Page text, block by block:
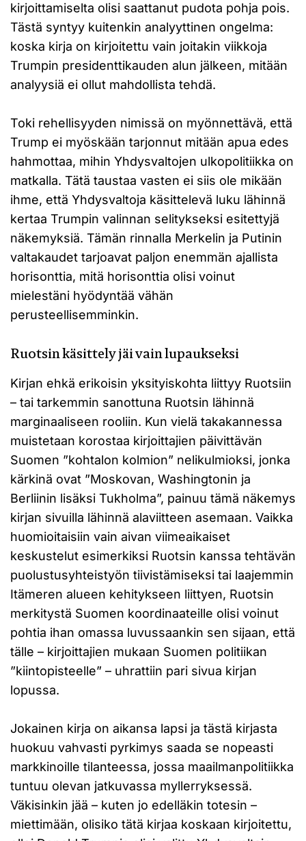
kirjoittamiselta olisi saattanut pudota pohja pois.
Tästä syntyy kuitenkin analyyttinen ongelma:
koska kirja on kirjoitettu vain joitakin viikkoja
Trumpin presidenttikauden alun jälkeen, mitään
analyysiä ei ollut mahdollista tehdä.
Toki rehellisyyden nimissä on myönnettävä, että
Trump ei myöskään tarjonnut mitään apua edes
hahmottaa, mihin Yhdysvaltojen ulkopolitiikka on
matkalla. Tätä taustaa vasten ei siis ole mikään
ihme, että Yhdysvaltoja käsittelevä luku lähinnä
kertaa Trumpin valinnan selitykseksi esitettyjä
näkemyksiä. Tämän rinnalla Merkelin ja Putinin
valtakaudet tarjoavat paljon enemmän ajallista
horisonttia, mitä horisonttia olisi voinut
mielestäni hyödyntää vähän
perusteellisemminkin.
Ruotsin käsittely jäi vain lupaukseksi
Kirjan ehkä erikoisin yksityiskohta liittyy Ruotsiin
– tai tarkemmin sanottuna Ruotsin lähinnä
marginaaliseen rooliin. Kun vielä takakannessa
muistetaan korostaa kirjoittajien päivittävän
Suomen ”kohtalon kolmion” nelikulmioksi, jonka
kärkinä ovat ”Moskovan, Washingtonin ja
Berliinin lisäksi Tukholma”, painuu tämä näkemys
kirjan sivuilla lähinnä alaviitteen asemaan. Vaikka
huomioitaisiin vain aivan viimeaikaiset
keskustelut esimerkiksi Ruotsin kanssa tehtävän
puolustusyhteistyön tiivistämiseksi tai laajemmin
Itämeren alueen kehitykseen liittyen, Ruotsin
merkitystä Suomen koordinaateille olisi voinut
pohtia ihan omassa luvussaankin sen sijaan, että
tälle – kirjoittajien mukaan Suomen politiikan
”kiintopisteelle” – uhrattiin pari sivua kirjan
lopussa.
Jokainen kirja on aikansa lapsi ja tästä kirjasta
huokuu vahvasti pyrkimys saada se nopeasti
markkinoille tilanteessa, jossa maailmanpolitiikka
tuntuu olevan jatkuvassa myllerryksessä.
Väkisinkin jää – kuten jo edelläkin totesin –
miettimään, olisiko tätä kirjaa koskaan kirjoitettu,